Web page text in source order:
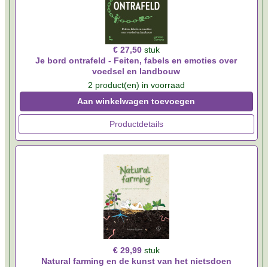
€ 27,50 stuk
Je bord ontrafeld - Feiten, fabels en emoties over
voedsel en landbouw
2 product(en) in voorraad
Aan winkelwagen toevoegen
Productdetails
€ 29,99 stuk
Natural farming en de kunst van het nietsdoen